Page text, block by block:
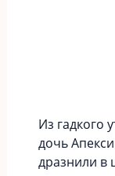
Из гадкого
дочь
дразнили в